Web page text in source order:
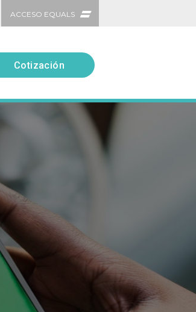
ACCESO EQUALS
Cotización
Cotización